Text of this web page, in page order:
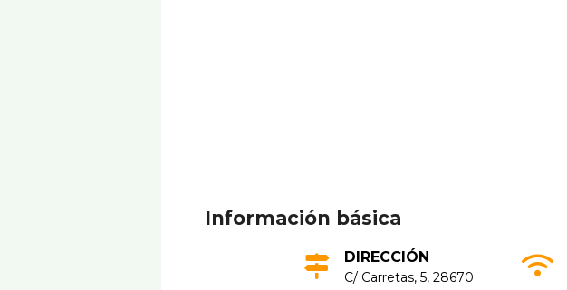
Información básica
DIRECCIÓN
C/ Carretas, 5, 28670